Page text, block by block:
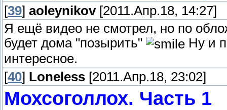
[39] aoleynikov[2011.Апр.18, 14:27]
Я ещё видео не смотрел, но по
будет дома "позырить"
Ну и
интересное.
[40] Loneless [2011.Апр.18, 23:02]
Мохсоголлох. Часть 1